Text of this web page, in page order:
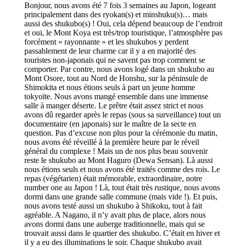
Bonjour, nous avons été 7 fois 3 semaines au Japon, logeant
principalement dans des ryokan(s) et minshuku(s)… mais
aussi des shukubo(s) ! Oui, cela dépend beaucoup de l’endroit
et oui, le Mont Koya est très/trop touristique, l’atmosphère pas
forcément « rayonnante » et les shukubos y perdent
passablement de leur charme car il y a en majorité des
touristes non-japonais qui ne savent pas trop comment se
comporter. Par contre, nous avons logé dans un shukubo au
Mont Osore, tout au Nord de Honshu, sur la péninsule de
Shimokita et nous étions seuls à part un jeune homme
tokyoïte. Nous avons mangé ensemble dans une immense
salle à manger déserte. Le prêtre était assez strict et nous
avons dû regarder après le repas (sous sa surveillance) tout un
documentaire (en japonais) sur le maître de la secte en
question. Pas d’excuse non plus pour la cérémonie du matin,
nous avons été réveillé à la première heure par le réveil
général du complexe ! Mais un de nos plus beau souvenir
reste le shukubo au Mont Haguro (Dewa Sensan). Là aussi
nous étions seuls et nous avons été traités comme des rois. Le
repas (végétarien) était mémorable, extraordinaire, notre
number one au Japon ! Là, tout était très rustique, nous avons
dormi dans une grande salle commune (mais vide !). Et puis,
nous avons testé aussi un shukubo à Shikoku, tout à fait
agréable. A Nagano, il n’y avait plus de place, alors nous
avons dormi dans une auberge traditionnelle, mais qui se
trouvait aussi dans le quartier des shukubo. C’était en hiver et
il y a eu des illuminations le soir. Chaque shukubo avait